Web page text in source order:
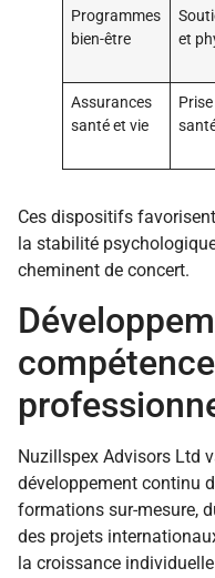
Programmes
bien-être
et
Assurances
santé et vie
Ces dispositifs
la stabilité
cheminent de concert.
Nuzillspex Advisors Ltd
développement continu
formations sur-mesure,
des projets
la croissance